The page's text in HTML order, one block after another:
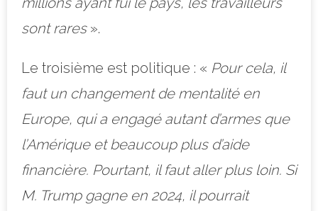
sont rares».
Le troisième est politique : « Pour cela, il
faut un changement de mentalité en
Europe, qui a engagé autant d’armes que
l’Amérique et beaucoup plus d’aide
financière. Pourtant, il faut aller plus loin. Si
M. Trump gagne en 2024, il pourrait